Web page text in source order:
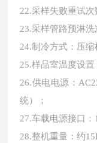
22.采样失败重试次
23.采样管路预淋洗
24.制冷方式：压缩
25.样品室温度设
26.供电电源：
统）；
27.车载电源接口：
28.整机重量：约